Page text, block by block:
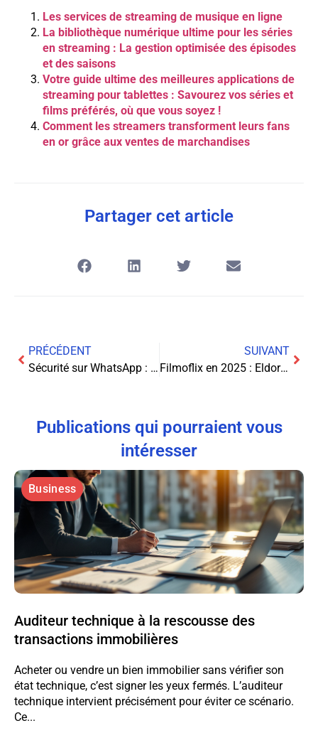
Les services de streaming de musique en ligne
La bibliothèque numérique ultime pour les séries
en streaming : La gestion optimisée des épisodes
et des saisons
Votre guide ultime des meilleures applications de
streaming pour tablettes : Savourez vos séries et
films préférés, où que vous soyez !
Comment les streamers transforment leurs fans
en or grâce aux ventes de marchandises
Partager cet article
PRÉCÉDENT
Sécurité sur WhatsApp : protégez vos conversations confidentielles
SUIVANT
Filmoflix en 2025 : Eldorado du streaming ou mirage dangereux ?
Publications qui pourraient vous
intéresser
Business
Auditeur technique à la rescousse des
transactions immobilières
Acheter ou vendre un bien immobilier sans vérifier son
état technique, c’est signer les yeux fermés. L’auditeur
technique intervient précisément pour éviter ce scénario.
Ce...